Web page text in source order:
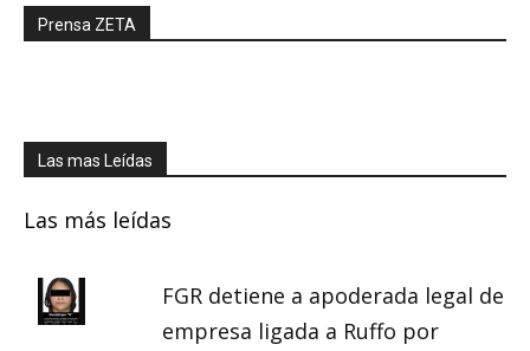
Prensa ZETA
Las mas Leídas
Las más leídas
FGR detiene a apoderada legal de
empresa ligada a Ruffo por